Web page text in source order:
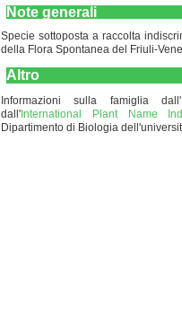
Note generali
Specie sottoposta a raccolta
della Flora Spontanea del Friuli-
Altro
Informazioni sulla famiglia dall'
dall' International Plant Name
Dipartimento di Biologia